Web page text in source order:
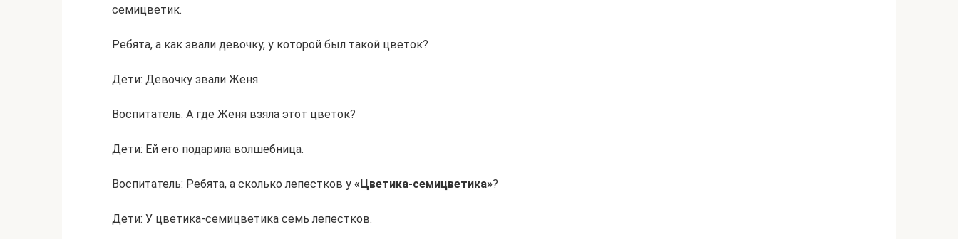
семицветик.
Ребята, а как звали девочку, у которой был такой цветок?
Дети: Девочку звали Женя.
Воспитатель: А где Женя взяла этот цветок?
Дети: Ей его подарила волшебница.
Воспитатель: Ребята, а сколько лепестков у «Цветика-семицветика»?
Дети: У цветика-семицветика семь лепестков.